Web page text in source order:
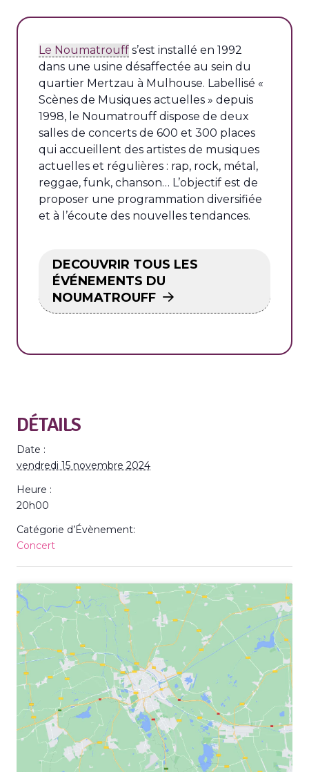
Le Noumatrouff s’est installé en 1992
dans une usine désaffectée au sein du
quartier Mertzau à Mulhouse. Labellisé «
Scènes de Musiques actuelles » depuis
1998, le Noumatrouff dispose de deux
salles de concerts de 600 et 300 places
qui accueillent des artistes de musiques
actuelles et régulières : rap, rock, métal,
reggae, funk, chanson… L’objectif est de
proposer une programmation diversifiée
et à l’écoute des nouvelles tendances.
DECOUVRIR TOUS LES
ÉVÉNEMENTS DU
NOUMATROUFF
DÉTAILS
Date :
vendredi 15 novembre 2024
Heure :
20h00
Catégorie d’Évènement:
Concert